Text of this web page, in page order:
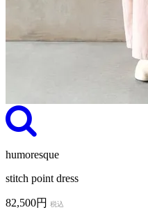
humoresque
stitch point dress
82,500円 税込